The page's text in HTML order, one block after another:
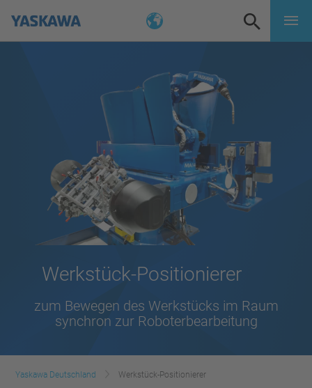
Werkstück-Positionierer
zum Bewegen des Werkstücks im Raum
synchron zur Roboterbearbeitung
Yaskawa Deutschland Werkstück-Positionierer